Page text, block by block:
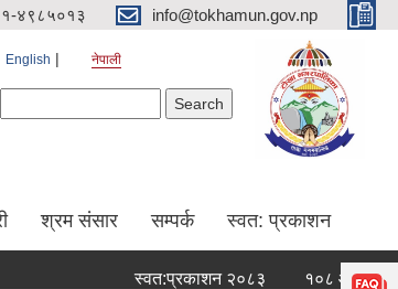
४९८५०१३ info@tokhamun.gov.np
English नेपाली
श्रम संसार सम्पर्क स्वत: प्रकाशन
स्वत:प्रकाशन २०८३ १०८ औँ